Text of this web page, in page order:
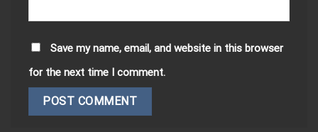
Save my name, email, and website in this browser
for the next time I comment.